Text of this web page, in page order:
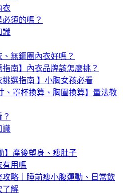
衣
須的嗎？
識
無鋼圈內衣好嗎？
指南】內衣品牌該怎麼挑？
挑選指南 】小胸女孩必看
、罩杯換算、胸圍換算】量法教
識
】產後塑身、瘦肚子
有用嗎
攻略｜睡前瘦小腹運動、日常飲
了解